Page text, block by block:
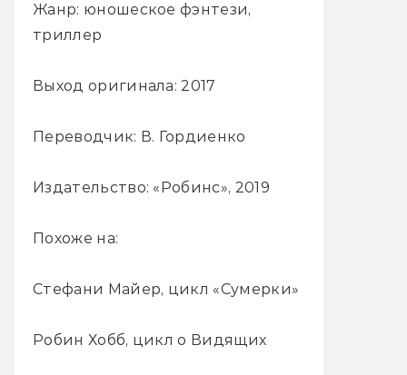
Жанр: юношеское фэнтези,
триллер
Выход оригинала: 2017
Переводчик: В. Гордиенко
Издательство: «Робинс», 2019
Похоже на:
Стефани Майер, цикл «Сумерки»
Робин Хобб, цикл о Видящих